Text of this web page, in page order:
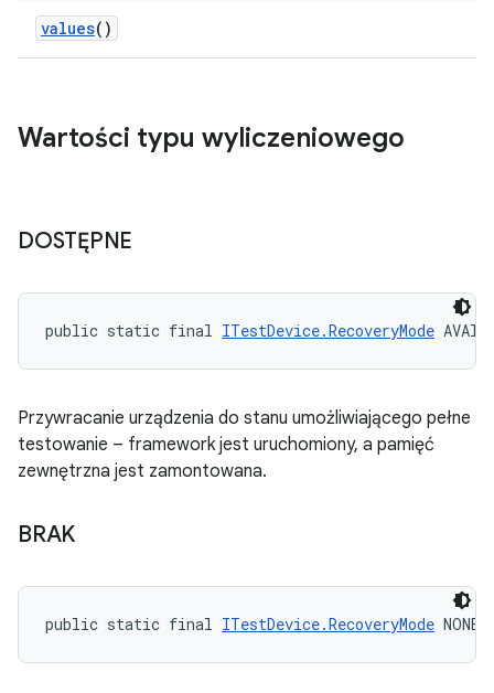
values()
Wartości typu wyliczeniowego
DOSTĘPNE
public static final ITestDevice.RecoveryMode
Przywracanie urządzenia do stanu umożliwiającego pełne
testowanie – framework jest uruchomiony, a pamięć
zewnętrzna jest zamontowana.
BRAK
public static final ITestDevice.RecoveryMode NONE